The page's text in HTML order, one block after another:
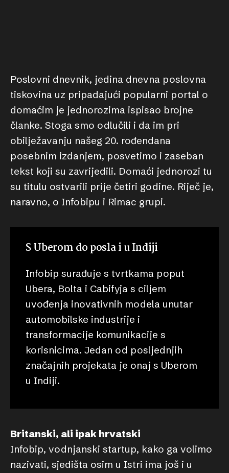
Poslovni dnevnik, jedina dnevna poslovna
tiskovina uz pripadajući popularni portal o
domaćim je jednorozima ispisao brojne
članke. Stoga smo odlučili i da im pri
obilježavanju našeg 20. rođendana
posebnim izdanjem, posvetimo i zaseban
tekst koji su zavrijedili. Domaći jednorozi tu
su titulu ostvarili prije četiri godine. Riječ je,
naravno, o Infobipu i Rimac grupi.
S Uberom do posla i u Indiji
Infobip surađuje s tvrtkama poput
Ubera, Bolta i Cabifyja s ciljem
uvođenja inovativnih modela unutar
automobilske industrije i
transformacije komunikacije s
korisnicima. Jedan od posljednjih
značajnih projekata je onaj s Uberom
u Indiji.
Britanski, ali ipak hrvatski
Infobip, vodnjanski startup, kako ga volimo
nazivati, sjedišta osim u Istri ima još i u